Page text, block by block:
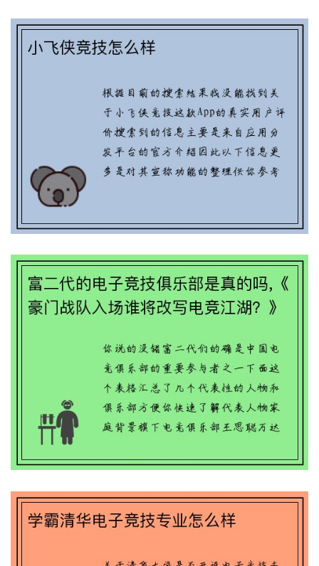
富二代的电子竞技俱乐部是真的吗,《豪
门战队入场谁将改写电竞江湖？》
学霸清华电子竞技专业怎么样